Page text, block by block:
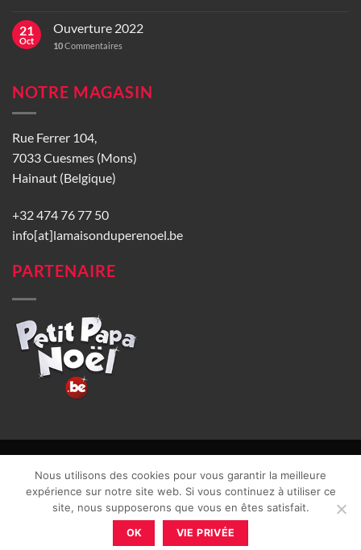
21
Oct
Ouverture 2022
10Commentaires
NOTRE MAGASIN
Rue Ferrer 104,
7033 Cuesmes (Mons)
Hainaut (Belgique)
+32 474 76 77 50
info[at]lamaisonduperenoel.be
PARTENAIRE
CGU| Vie privée| TVA : BE0840965749 | Site web réalisé par
Nous utilisons des cookies pour vous garantir la meilleure
expérience sur notre site web. Si vous continuez à utiliser ce
site, nous supposerons que vous en êtes satisfait.
OK VIE PRIVÉE